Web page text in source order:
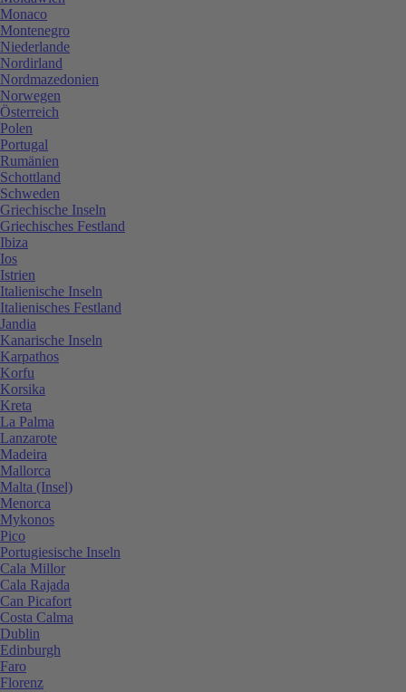
Monaco
Montenegro
Niederlande
Nordirland
Nordmazedonien
Norwegen
Österreich
Polen
Portugal
Rumänien
Schottland
Schweden
Griechische Inseln
Griechisches Festland
Ibiza
Ios
Istrien
Italienische Inseln
Italienisches Festland
Jandia
Kanarische Inseln
Karpathos
Korfu
Korsika
Kreta
La Palma
Lanzarote
Madeira
Mallorca
Malta (Insel)
Menorca
Mykonos
Pico
Portugiesische Inseln
Cala Millor
Cala Rajada
Can Picafort
Costa Calma
Dublin
Edinburgh
Faro
Florenz